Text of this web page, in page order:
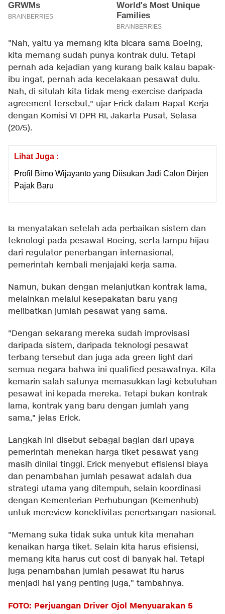
"Nah, yaitu ya memang kita bicara sama Boeing,
kita memang sudah punya kontrak dulu. Tetapi
pernah ada kejadian yang kurang baik kalau bapak-
ibu ingat, pernah ada kecelakaan pesawat dulu.
Nah, di situlah kita tidak meng-exercise daripada
agreement tersebut," ujar Erick dalam Rapat Kerja
dengan Komisi VI DPR RI, Jakarta Pusat, Selasa
(20/5).
Lihat Juga :
Profil Bimo Wijayanto yang Diisukan Jadi Calon Dirjen
Pajak Baru
Ia menyatakan setelah ada perbaikan sistem dan
teknologi pada pesawat Boeing, serta lampu hijau
dari regulator penerbangan internasional,
pemerintah kembali menjajaki kerja sama.
Namun, bukan dengan melanjutkan kontrak lama,
melainkan melalui kesepakatan baru yang
melibatkan jumlah pesawat yang sama.
"Dengan sekarang mereka sudah improvisasi
daripada sistem, daripada teknologi pesawat
terbang tersebut dan juga ada green light dari
semua negara bahwa ini qualified pesawatnya. Kita
kemarin salah satunya memasukkan lagi kebutuhan
pesawat ini kepada mereka. Tetapi bukan kontrak
lama, kontrak yang baru dengan jumlah yang
sama," jelas Erick.
Langkah ini disebut sebagai bagian dari upaya
pemerintah menekan harga tiket pesawat yang
masih dinilai tinggi. Erick menyebut efisiensi biaya
dan penambahan jumlah pesawat adalah dua
strategi utama yang ditempuh, selain koordinasi
dengan Kementerian Perhubungan (Kemenhub)
untuk mereview konektivitas penerbangan nasional.
"Memang suka tidak suka untuk kita menahan
kenaikan harga tiket. Selain kita harus efisiensi,
memang kita harus cut cost di banyak hal. Tetapi
juga penambahan jumlah pesawat itu harus
menjadi hal yang penting juga," tambahnya.
FOTO: Perjuangan Driver Ojol Menyuarakan 5